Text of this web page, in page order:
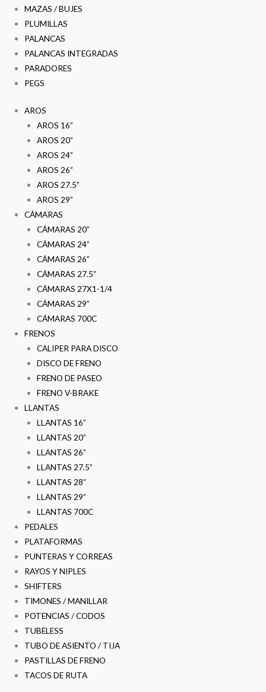
MAZAS / BUJES
PLUMILLAS
PALANCAS
PALANCAS INTEGRADAS
PARADORES
PEGS
AROS
AROS 16”
AROS 20”
AROS 24”
AROS 26”
AROS 27.5”
AROS 29”
CÁMARAS
CÁMARAS 20”
CÁMARAS 24”
CÁMARAS 26”
CÁMARAS 27.5”
CÁMARAS 27X1-1/4
CÁMARAS 29”
CÁMARAS 700C
FRENOS
CALIPER PARA DISCO
DISCO DE FRENO
FRENO DE PASEO
FRENO V-BRAKE
LLANTAS
LLANTAS 16”
LLANTAS 20”
LLANTAS 26”
LLANTAS 27.5”
LLANTAS 28”
LLANTAS 29”
LLANTAS 700C
PEDALES
PLATAFORMAS
PUNTERAS Y CORREAS
RAYOS Y NIPLES
SHIFTERS
TIMONES / MANILLAR
POTENCIAS / CODOS
TUBELESS
TUBO DE ASIENTO / TIJA
PASTILLAS DE FRENO
TACOS DE RUTA